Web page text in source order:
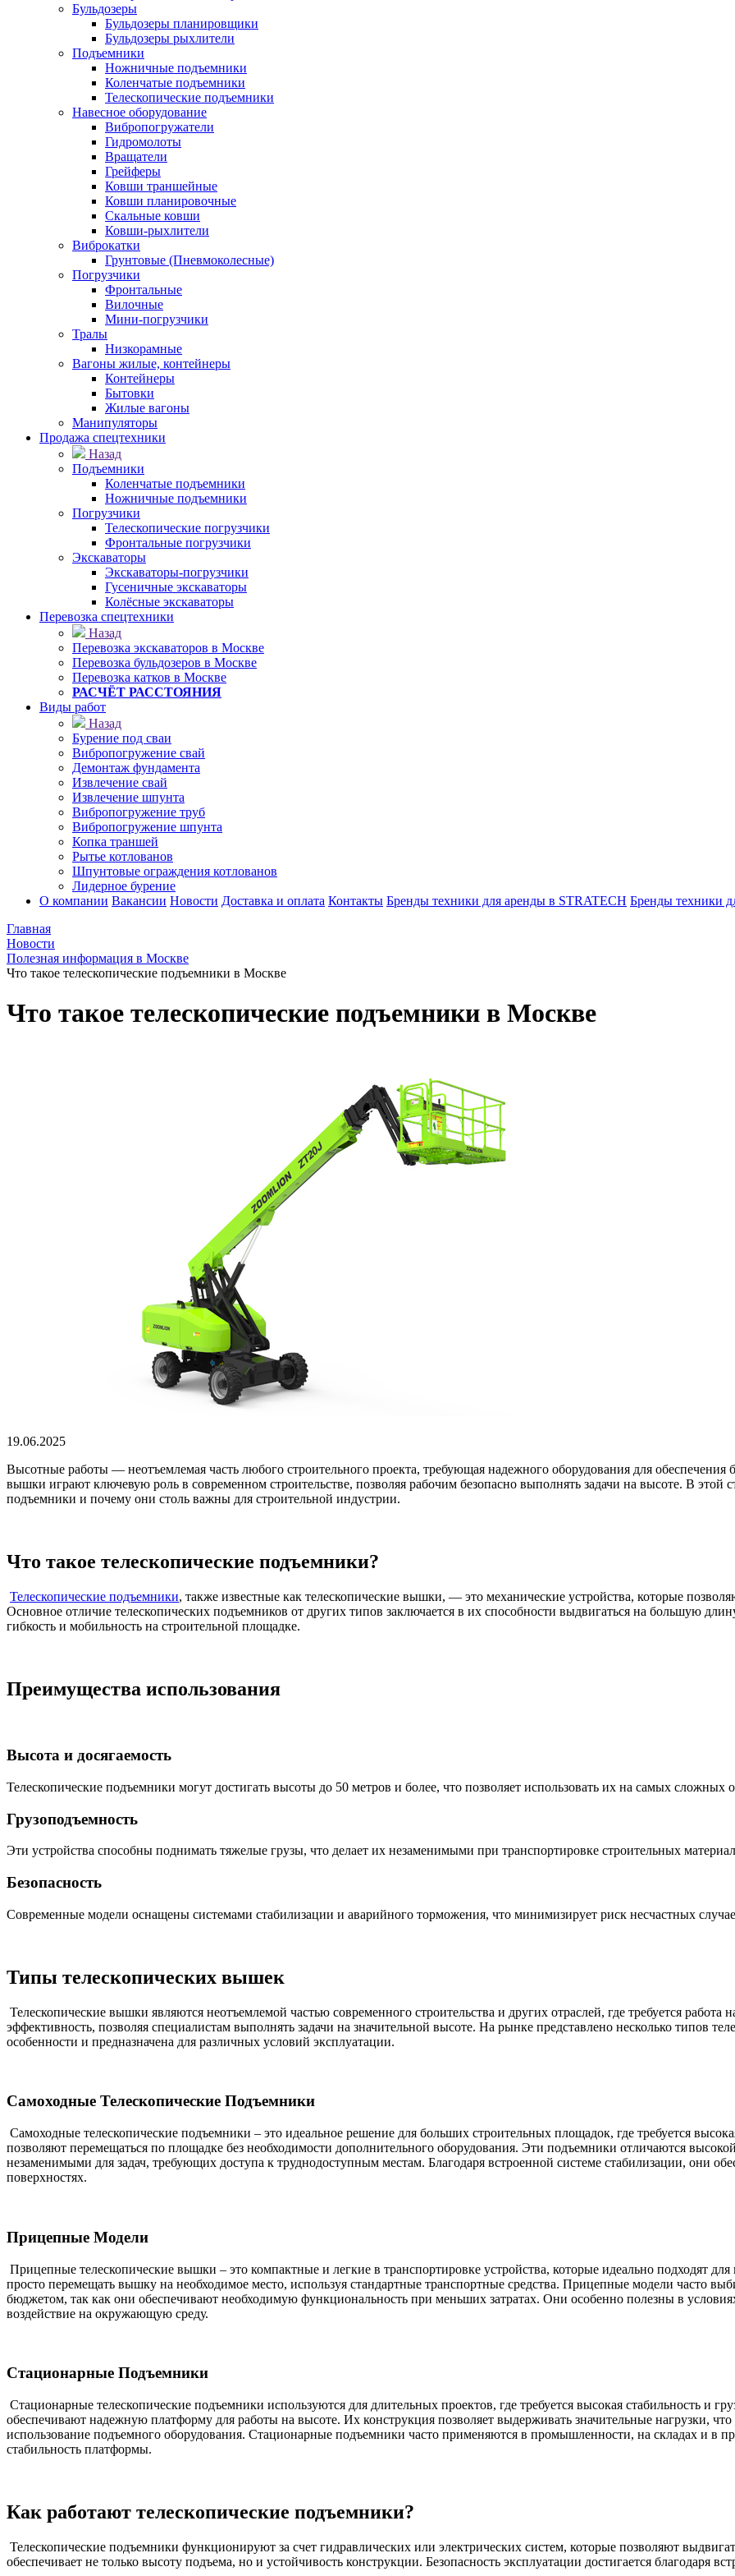
Бульдозеры
Бульдозеры планировщики
Бульдозеры рыхлители
Подъемники
Ножничные подъемники
Коленчатые подъемники
Телескопические подъемники
Навесное оборудование
Вибропогружатели
Гидромолоты
Вращатели
Грейферы
Ковши траншейные
Ковши планировочные
Скальные ковши
Ковши-рыхлители
Виброкатки
Грунтовые (Пневмоколесные)
Погрузчики
Фронтальные
Вилочные
Мини-погрузчики
Тралы
Низкорамные
Вагоны жилые, контейнеры
Контейнеры
Бытовки
Жилые вагоны
Манипуляторы
Продажа спецтехники
Назад
Подъемники
Коленчатые подъемники
Ножничные подъемники
Погрузчики
Телескопические погрузчики
Фронтальные погрузчики
Экскаваторы
Экскаваторы-погрузчики
Гусеничные экскаваторы
Колёсные экскаваторы
Перевозка спецтехники
Назад
Перевозка экскаваторов в Москве
Перевозка бульдозеров в Москве
Перевозка катков в Москве
РАСЧЁТ РАССТОЯНИЯ
Виды работ
Назад
Бурение под сваи
Вибропогружение свай
Демонтаж фундамента
Извлечение свай
Извлечение шпунта
Вибропогружение труб
Вибропогружение шпунта
Копка траншей
Рытье котлованов
Шпунтовые ограждения котлованов
Лидерное бурение
О компании Вакансии Новости Доставка и оплата Контакты Бренды техники для аренды в STRATECH Бренды техники
Главная
Новости
Полезная информация в Москве
Что такое телескопические подъемники в Москве
Что такое телескопические подъемники в Москве
19.06.2025
Высотные работы — неотъемлемая часть любого строительного проекта, требующая надежного оборудования для
вышки играют ключевую роль в современном строительстве, позволяя рабочим безопасно выполнять задачи на высоте. В этой
подъемники и почему они столь важны для строительной индустрии.
Что такое телескопические подъемники?
Телескопические подъемники, также известные как телескопические вышки, — это механические устройства, которые
Основное отличие телескопических подъемников от других типов заключается в их способности выдвигаться на большую
гибкость и мобильность на строительной площадке.
Преимущества использования
Высота и досягаемость
Телескопические подъемники могут достигать высоты до 50 метров и более, что позволяет использовать их на самых сложных
Грузоподъемность
Эти устройства способны поднимать тяжелые грузы, что делает их незаменимыми при транспортировке строительных
Безопасность
Современные модели оснащены системами стабилизации и аварийного торможения, что минимизирует риск несчастных
Типы телескопических вышек
Телескопические вышки являются неотъемлемой частью современного строительства и других отраслей, где требуется работа
эффективность, позволяя специалистам выполнять задачи на значительной высоте. На рынке представлено несколько типов
особенности и предназначена для различных условий эксплуатации.
Самоходные Телескопические Подъемники
Самоходные телескопические подъемники – это идеальное решение для больших строительных площадок, где требуется
позволяют перемещаться по площадке без необходимости дополнительного оборудования. Эти подъемники отличаются
незаменимыми для задач, требующих доступа к труднодоступным местам. Благодаря встроенной системе стабилизации, они
поверхностях.
Прицепные Модели
Прицепные телескопические вышки – это компактные и легкие в транспортировке устройства, которые идеально подходят
просто перемещать вышку на необходимое место, используя стандартные транспортные средства. Прицепные модели часто
бюджетом, так как они обеспечивают необходимую функциональность при меньших затратах. Они особенно полезны в
воздействие на окружающую среду.
Стационарные Подъемники
Стационарные телескопические подъемники используются для длительных проектов, где требуется высокая стабильность и
обеспечивают надежную платформу для работы на высоте. Их конструкция позволяет выдерживать значительные нагрузки,
использование подъемного оборудования. Стационарные подъемники часто применяются в промышленности, на складах и в
стабильность платформы.
Как работают телескопические подъемники?
Телескопические подъемники функционируют за счет гидравлических или электрических систем, которые позволяют
обеспечивает не только высоту подъема, но и устойчивость конструкции. Безопасность эксплуатации достигается благодаря